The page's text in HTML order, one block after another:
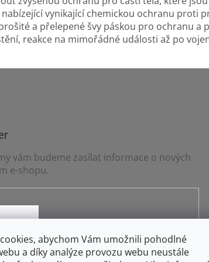
abychom Vám umožnili pohodlné
a díky analýze provozu webu neustále
vynikající chemickou ochranu proti
a přelepené švy páskou pro ochranu a
reakce na mimořádné události až po
vám budeme zasílat informace o nových
e-shopu.
ochrany osobních údajů